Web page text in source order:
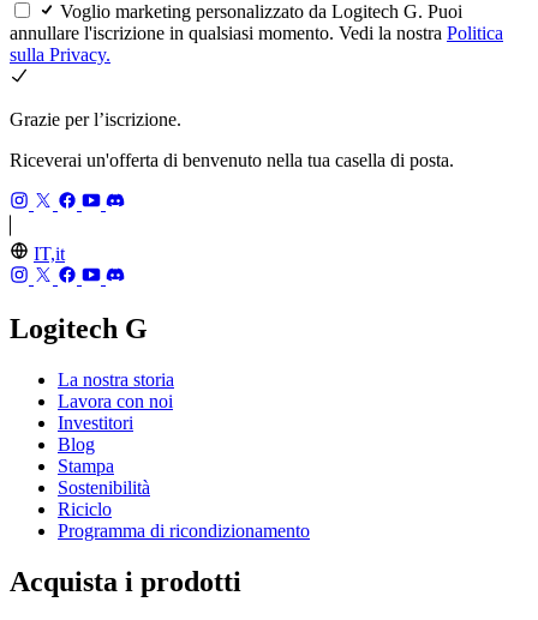
Voglio marketing personalizzato da Logitech G. Puoi
annullare l'iscrizione in qualsiasi momento. Vedi la nostra Politica
sulla Privacy.
Grazie per l’iscrizione.
Riceverai un'offerta di benvenuto nella tua casella di posta.
IT,it
Logitech G
La nostra storia
Lavora con noi
Investitori
Blog
Stampa
Sostenibilità
Riciclo
Programma di ricondizionamento
Acquista i prodotti